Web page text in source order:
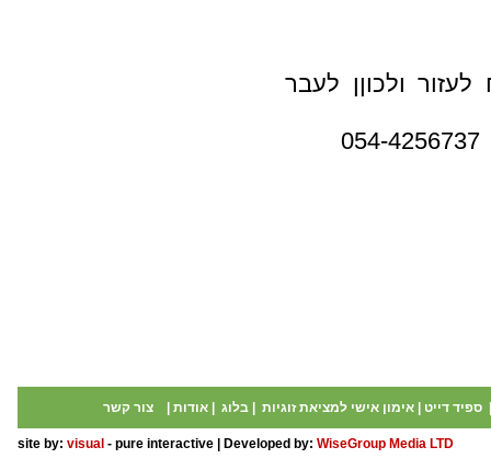
ולכוןן לעבר
ספיד דייט אימון אישי למציאת זוגיות בלוג אודות צור קשר
site by: visual - pure interactive | Developed by: WiseGroup Media LTD